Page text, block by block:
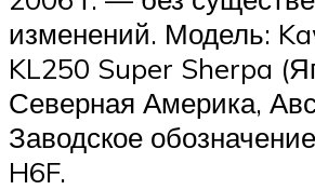
изменений. Модель:
KL250 Super Sherpa
Северная Америка,
Заводское
H6F.